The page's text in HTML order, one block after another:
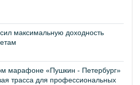
максимальную доходность
марафоне «Пушкин - Петербург»
трасса для профессиональных